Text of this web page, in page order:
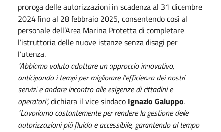
proroga delle autorizzazioni in scadenza al 31 dicembre
2024 fino al 28 febbraio 2025, consentendo così al
personale dell’Area Marina Protetta di completare
l’istruttoria delle nuove istanze senza disagi per
l’utenza.
"Abbiamo voluto adottare un approccio innovativo,
anticipando i tempi per migliorare l’efficienza dei nostri
servizi e andare incontro alle esigenze di cittadini e
operatori",dichiara il vice sindaco Ignazio Galuppo.
"Lavoriamo costantemente per rendere la gestione delle
autorizzazioni più fluida e accessibile, garantendo al tempo